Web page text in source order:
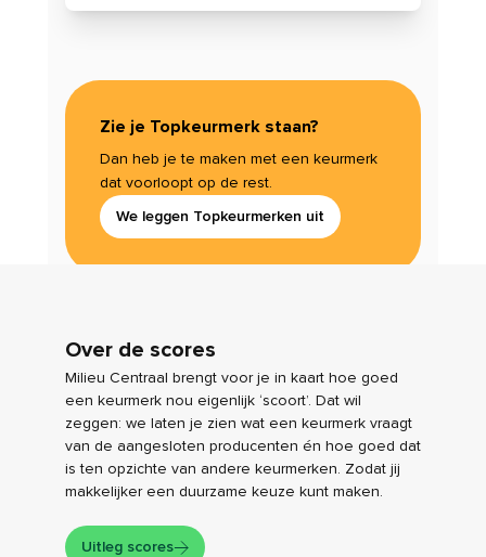
Zie je Topkeurmerk staan?
Dan heb je te maken met een keurmerk
dat voorloopt op de rest.
We leggen Topkeurmerken uit
Over de scores
Milieu Centraal brengt voor je in kaart hoe goed
een keurmerk nou eigenlijk ‘scoort’. Dat wil
zeggen: we laten je zien wat een keurmerk vraagt
van de aangesloten producenten én hoe goed dat
is ten opzichte van andere keurmerken. Zodat jij
makkelijker een duurzame keuze kunt maken.
Uitleg scores